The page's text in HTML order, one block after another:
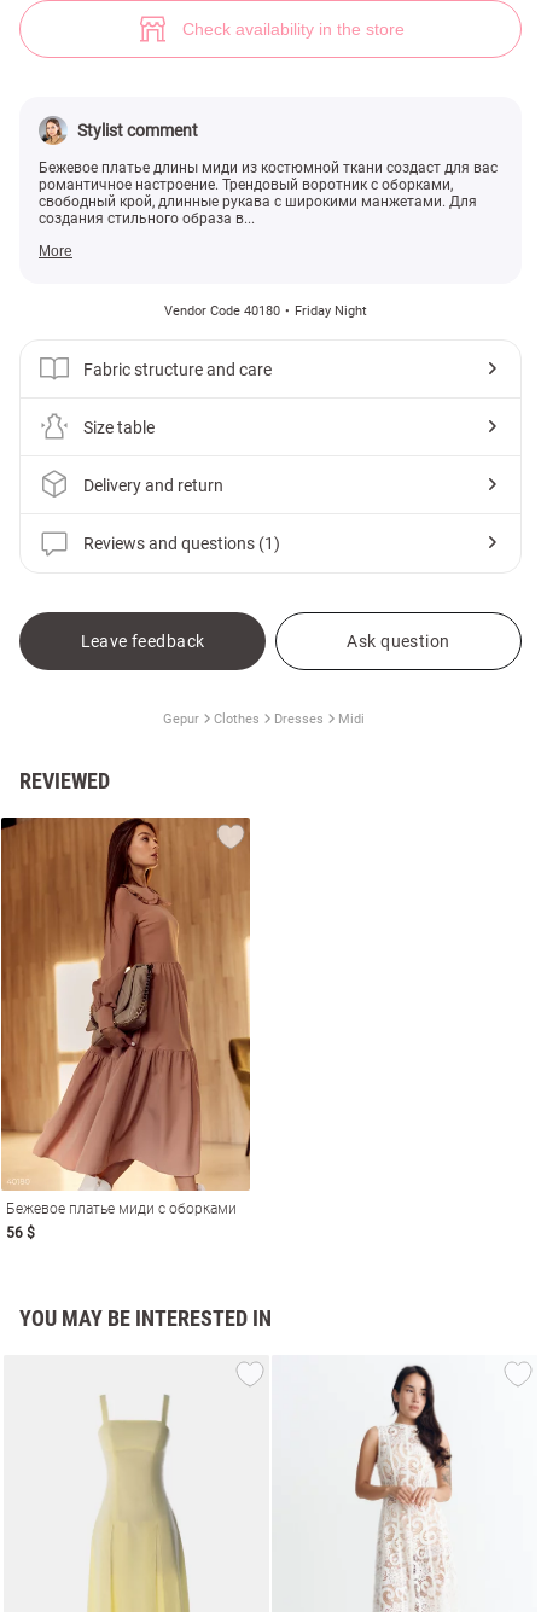
Check availability in the store
Stylist comment
Бежевое платье длины миди из костюмной ткани создаст для вас
романтичное настроение. Трендовый воротник с оборками,
свободный крой, длинные рукава с широкими манжетами. Для
создания стильного образа в...
More
Vendor Code 40180 Friday Night
Fabric structure and care
Size table
Delivery and return
Reviews and questions (1)
Leave feedback Ask question
Gepur Clothes Dresses Midi
REVIEWED
Бежевое платье миди с оборками
56 $
YOU MAY BE INTERESTED IN
Бежевое платье миди с оборками (№ 40180) ♡ Gepur - women